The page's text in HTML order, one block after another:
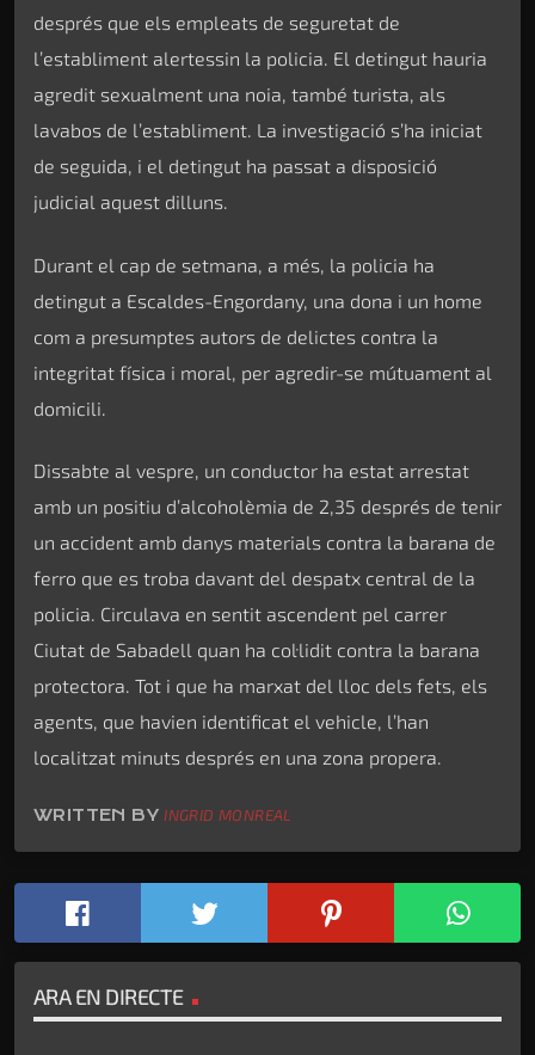
després que els empleats de seguretat de
l’establiment alertessin la policia. El detingut hauria
agredit sexualment una noia, també turista, als
lavabos de l’establiment. La investigació s’ha iniciat
de seguida, i el detingut ha passat a disposició
judicial aquest dilluns.
Durant el cap de setmana, a més, la policia ha
detingut a Escaldes-Engordany, una dona i un home
com a presumptes autors de delictes contra la
integritat física i moral, per agredir-se mútuament al
domicili.
Dissabte al vespre, un conductor ha estat arrestat
amb un positiu d’alcoholèmia de 2,35 després de tenir
un accident amb danys materials contra la barana de
ferro que es troba davant del despatx central de la
policia. Circulava en sentit ascendent pel carrer
Ciutat de Sabadell quan ha col·lidit contra la barana
protectora. Tot i que ha marxat del lloc dels fets, els
agents, que havien identificat el vehicle, l’han
localitzat minuts després en una zona propera.
WRITTEN BYINGRID MONREAL
ARA EN DIRECTE